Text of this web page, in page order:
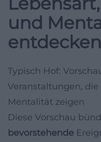
und
entdecken
Typisch Hof:
Veranstaltungen,
Mentalität zeigen
Diese Vorschau
bevorstehende